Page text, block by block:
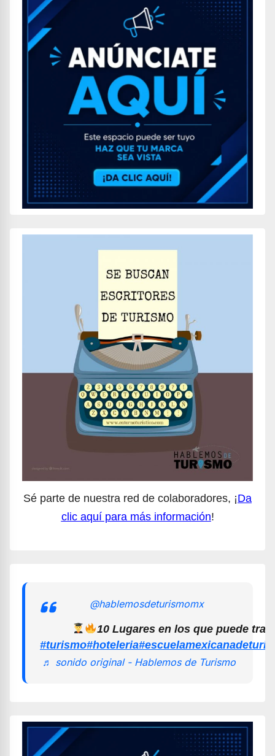
Sé parte de nuestra red de colaboradores, ¡Da
clic aquí para más información!
@hablemosdeturismomx
10 Lugares en los que puede
#turismo#hoteleria
♬ sonido original - Hablemos de Turismo